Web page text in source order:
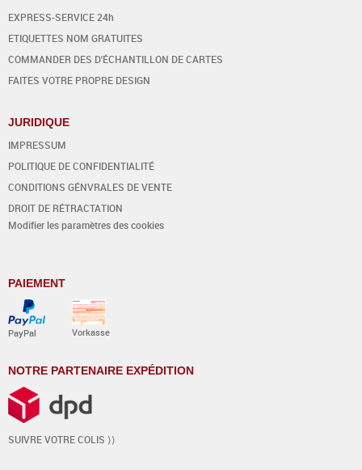
EXPRESS-SERVICE 24h
ETIQUETTES NOM GRATUITES
COMMANDER DES D'ÉCHANTILLON DE CARTES
FAITES VOTRE PROPRE DESIGN
JURIDIQUE
IMPRESSUM
POLITIQUE DE CONFIDENTIALITÉ
CONDITIONS GÉNVRALES DE VENTE
DROIT DE RÉTRACTATION
Modifier les paramètres des cookies
PAIEMENT
PayPal Vorkasse
NOTRE PARTENAIRE EXPÉDITION
SUIVRE VOTRE COLIS ⟩⟩